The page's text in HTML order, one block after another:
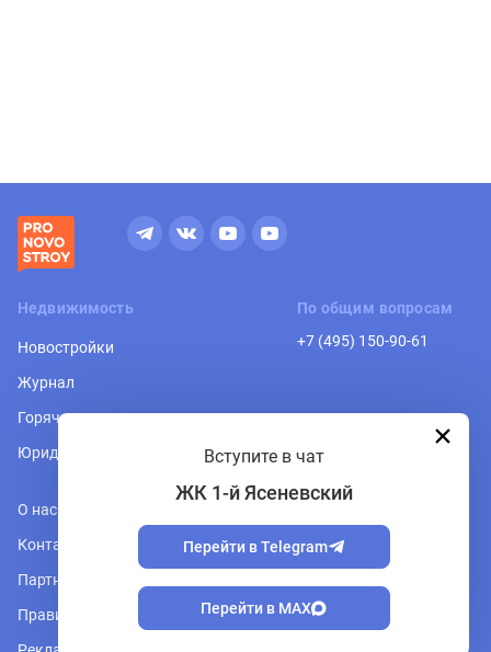
Недвижимость
Новостройки
Журнал
Горячая линия
Юридическая консультация
По общим вопросам
+7 (495) 150-90-61
О нас
Контакты
Партнеры
Правила форума
Вступите в чат
ЖК 1-й Ясеневский
Перейти в Telegram
Перейти в MAX